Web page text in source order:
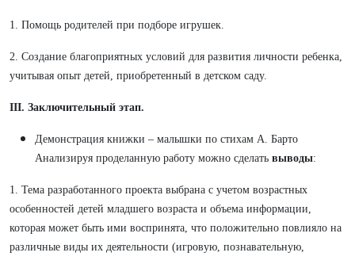
1. Помощь родителей при подборе игрушек.
2. Создание благоприятных условий для развития личности ребенка,
учитывая опыт детей, приобретенный в детском саду.
III. Заключительный этап.
Демонстрация книжки – малышки по стихам А. Барто
Анализируя проделанную работу можно сделать выводы:
1. Тема разработанного проекта выбрана с учетом возрастных
особенностей детей младшего возраста и объема информации,
которая может быть ими воспринята, что положительно повлияло на
различные виды их деятельности (игровую, познавательную,